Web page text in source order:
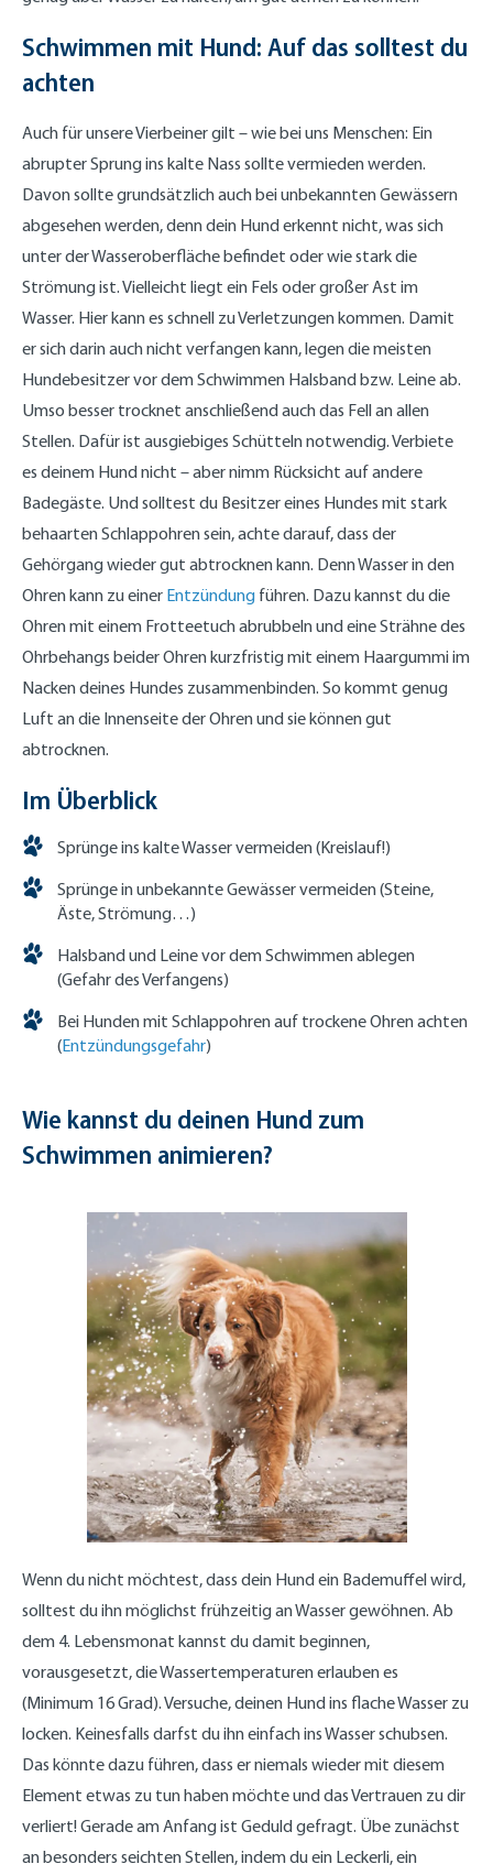
Schwimmen mit Hund: Auf das solltest du
achten
Auch für unsere Vierbeiner gilt – wie bei uns Menschen: Ein
abrupter Sprung ins kalte Nass sollte vermieden werden.
Davon sollte grundsätzlich auch bei unbekannten Gewässern
abgesehen werden, denn dein Hund erkennt nicht, was sich
unter der Wasseroberfläche befindet oder wie stark die
Strömung ist. Vielleicht liegt ein Fels oder großer Ast im
Wasser. Hier kann es schnell zu Verletzungen kommen. Damit
er sich darin auch nicht verfangen kann, legen die meisten
Hundebesitzer vor dem Schwimmen Halsband bzw. Leine ab.
Umso besser trocknet anschließend auch das Fell an allen
Stellen. Dafür ist ausgiebiges Schütteln notwendig. Verbiete
es deinem Hund nicht – aber nimm Rücksicht auf andere
Badegäste. Und solltest du Besitzer eines Hundes mit stark
behaarten Schlappohren sein, achte darauf, dass der
Gehörgang wieder gut abtrocknen kann. Denn Wasser in den
Ohren kann zu einer Entzündung führen. Dazu kannst du die
Ohren mit einem Frotteetuch abrubbeln und eine Strähne des
Ohrbehangs beider Ohren kurzfristig mit einem Haargummi im
Nacken deines Hundes zusammenbinden. So kommt genug
Luft an die Innenseite der Ohren und sie können gut
abtrocknen.
Im Überblick
Sprünge ins kalte Wasser vermeiden (Kreislauf!)
Sprünge in unbekannte Gewässer vermeiden (Steine,
Äste, Strömung…)
Halsband und Leine vor dem Schwimmen ablegen
(Gefahr des Verfangens)
Bei Hunden mit Schlappohren auf trockene Ohren achten
(Entzündungsgefahr)
Wie kannst du deinen Hund zum
Schwimmen animieren?
Wenn du nicht möchtest, dass dein Hund ein Bademuffel wird,
solltest du ihn möglichst frühzeitig an Wasser gewöhnen. Ab
dem 4. Lebensmonat kannst du damit beginnen,
vorausgesetzt, die Wassertemperaturen erlauben es
(Minimum 16 Grad). Versuche, deinen Hund ins flache Wasser zu
locken. Keinesfalls darfst du ihn einfach ins Wasser schubsen.
Das könnte dazu führen, dass er niemals wieder mit diesem
Element etwas zu tun haben möchte und das Vertrauen zu dir
verliert! Gerade am Anfang ist Geduld gefragt. Übe zunächst
an besonders seichten Stellen, indem du ein Leckerli, ein